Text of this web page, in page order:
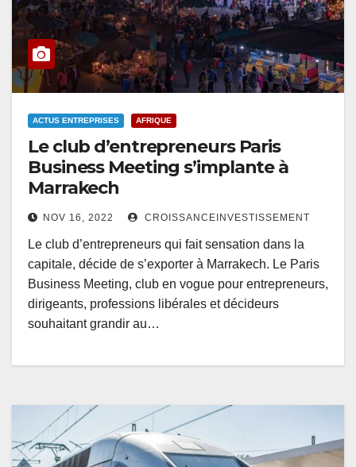
ACTUS ENTREPRISES AFRIQUE
Le club d’entrepreneurs Paris
Business Meeting s’implante à
Marrakech
NOV 16, 2022 CROISSANCEINVESTISSEMENT
Le club d’entrepreneurs qui fait sensation dans la
capitale, décide de s’exporter à Marrakech. Le Paris
Business Meeting, club en vogue pour entrepreneurs,
dirigeants, professions libérales et décideurs
souhaitant grandir au…